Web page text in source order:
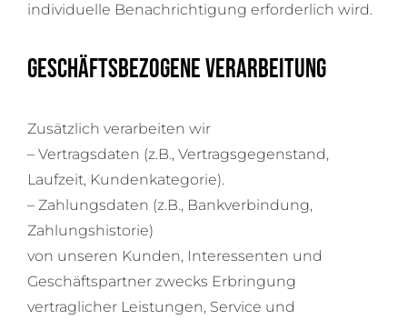
individuelle Benachrichtigung erforderlich wird.
Geschäftsbezogene Verarbeitung
Zusätzlich verarbeiten wir
– Vertragsdaten (z.B., Vertragsgegenstand,
Laufzeit, Kundenkategorie).
– Zahlungsdaten (z.B., Bankverbindung,
Zahlungshistorie)
von unseren Kunden, Interessenten und
Geschäftspartner zwecks Erbringung
vertraglicher Leistungen, Service und